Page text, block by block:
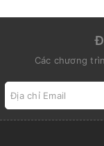
Các chương